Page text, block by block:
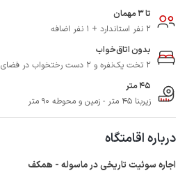
تا 3 مهمان
2 نفر استاندارد + 1 نفر اضافه
بدون اتاق‌خواب
2 تخت یک‌نفره و 2 دست رختخواب در فضای مشترک
45 متر
زیربنا 45 متر - زمین و محوطه 90 متر
درباره اقامتگاه
اجاره سوئیت تاریخی در ماسوله - همکف